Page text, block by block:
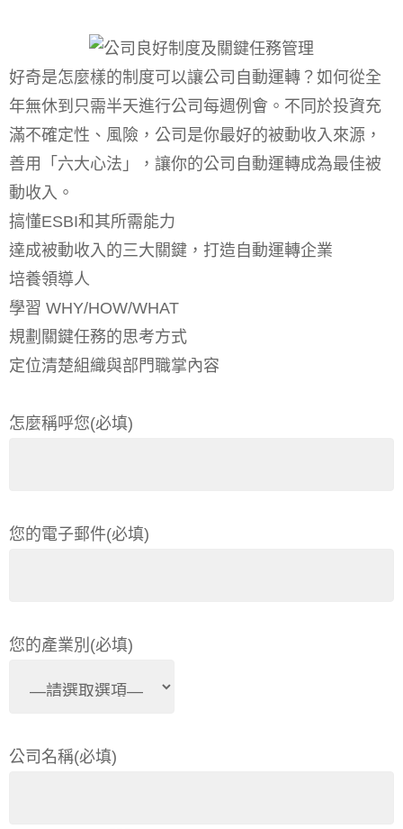
好奇是怎麼樣的制度可以讓公司自動運轉？如何從全
年無休到只需半天進行公司每週例會。不同於投資充
滿不確定性、風險，公司是你最好的被動收入來源，
善用「六大心法」，讓你的公司自動運轉成為最佳被
動收入。
搞懂ESBI和其所需能力
達成被動收入的三大關鍵，打造自動運轉企業
培養領導人
學習 WHY/HOW/WHAT
規劃關鍵任務的思考方式
定位清楚組織與部門職掌內容
怎麼稱呼您(必填)
您的電子郵件(必填)
您的產業別(必填)
公司名稱(必填)